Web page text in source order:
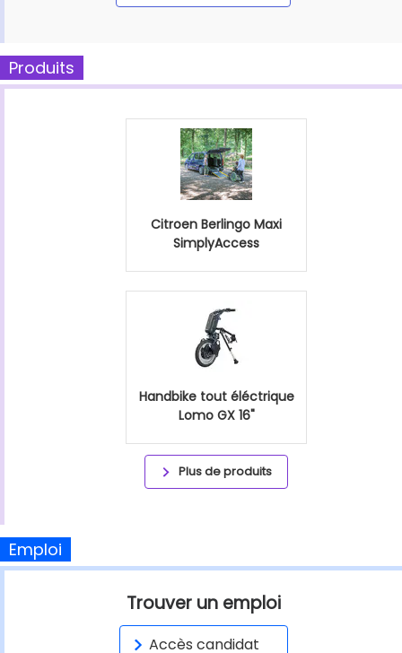
Produits
Citroen Berlingo Maxi
SimplyAccess
Handbike tout éléctrique
Lomo GX 16"
Plus de produits
Emploi
Trouver un emploi
Accès candidat